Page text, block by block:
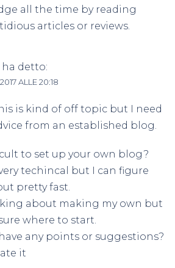
all the time by reading
articles or reviews.
ha detto:
ALLE 20:18
is kind of off topic but I need
from an established blog.
to set up your own blog?
very techincal but I can figure
pretty fast.
about making my own but
sure where to start.
any points or suggestions?
it